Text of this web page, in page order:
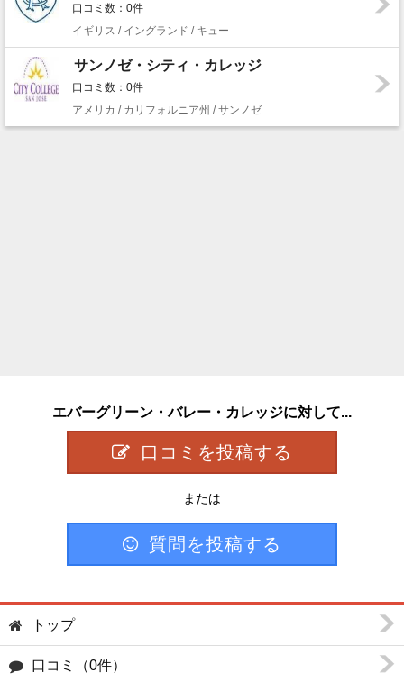
口コミ数：0件
イギリス / イングランド / キュー
サンノゼ・シティ・カレッジ
口コミ数：0件
アメリカ / カリフォルニア州 / サンノゼ
エバーグリーン・バレー・カレッジに対して...
口コミを投稿する
または
質問を投稿する
トップ
口コミ（0件）